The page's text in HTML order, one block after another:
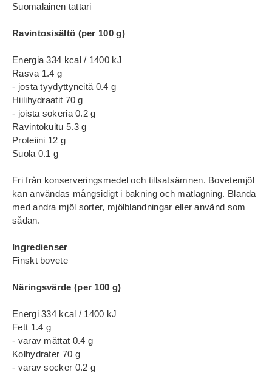
Suomalainen tattari
Ravintosisältö (per 100 g)
Energia 334 kcal / 1400 kJ
Rasva 1.4 g
- josta tyydyttyneitä 0.4 g
Hiilihydraatit 70 g
- joista sokeria 0.2 g
Ravintokuitu 5.3 g
Proteiini 12 g
Suola 0.1 g
Fri från konserveringsmedel och tillsatsämnen. Bovetemjöl
kan användas mångsidigt i bakning och matlagning. Blanda
med andra mjöl sorter, mjölblandningar eller använd som
sådan.
Ingredienser
Finskt bovete
Näringsvärde (per 100 g)
Energi 334 kcal / 1400 kJ
Fett 1.4 g
- varav mättat 0.4 g
Kolhydrater 70 g
- varav socker 0.2 g